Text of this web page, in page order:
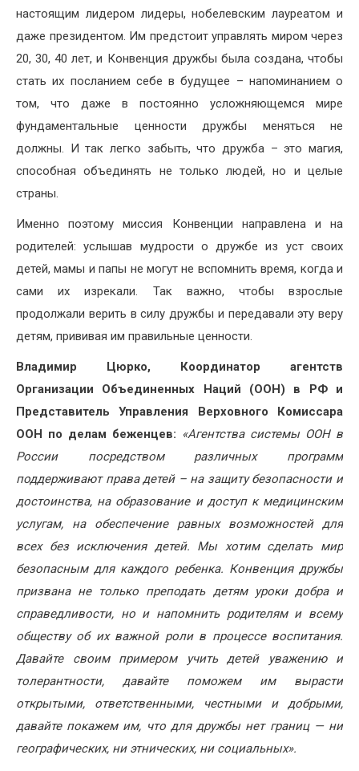
настоящим лидером лидеры, нобелевским лауреатом и
даже президентом. Им предстоит управлять миром через
20, 30, 40 лет, и Конвенция дружбы была создана, чтобы
стать их посланием себе в будущее – напоминанием о
том, что даже в постоянно усложняющемся мире
фундаментальные ценности дружбы меняться не
должны. И так легко забыть, что дружба – это магия,
способная объединять не только людей, но и целые
страны.
Именно поэтому миссия Конвенции направлена и на
родителей: услышав мудрости о дружбе из уст своих
детей, мамы и папы не могут не вспомнить время, когда и
сами их изрекали. Так важно, чтобы взрослые
продолжали верить в силу дружбы и передавали эту веру
детям, прививая им правильные ценности.
Владимир Цюрко, Координатор агентств
Организации Объединенных Наций (ООН) в РФ и
Представитель Управления Верховного Комиссара
ООН по делам беженцев: «Агентства системы ООН в
России посредством различных программ
поддерживают права детей – на защиту безопасности и
достоинства, на образование и доступ к медицинским
услугам, на обеспечение равных возможностей для
всех без исключения детей. Мы хотим сделать мир
безопасным для каждого ребенка. Конвенция дружбы
призвана не только преподать детям уроки добра и
справедливости, но и напомнить родителям и всему
обществу об их важной роли в процессе воспитания.
Давайте своим примером учить детей уважению и
толерантности, давайте поможем им вырасти
открытыми, ответственными, честными и добрыми,
давайте покажем им, что для дружбы нет границ — ни
географических, ни этнических, ни социальных».